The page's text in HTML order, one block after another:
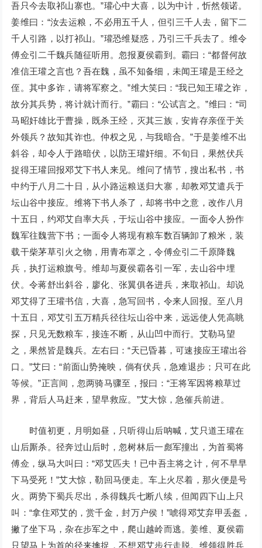
吾只今去取祁山寨也。”瓘心中大喜，以为中计，忻然领诺。
姜维曰：“汝去运粮，不必用五千人，但引三千人去，留下二
千人引路，以打祁山。”瓘恐维疑惑，乃引三千兵去了。维令
傅佥引二千魏兵随征听用。忽报夏侯霸到。霸曰：“都督何故
准信王瓘之言也？吾在魏，虽不知备细，未闻王瓘是王经之
侄。其中多诈，请将军察之。”维大笑曰：“我已知王瓘之诈，
故分其兵势，将计就计而行。”霸曰：“公试言之。”维曰：“司
马昭奸雄比于曹操，既杀王经，灭其三族，安肯存亲侄于关
外领兵？故知其诈也。仲权之见，与我暗合。”于是姜维不出
斜谷，却令人于路暗伏，以防王瓘奸细。不旬日，果然伏兵
捉得王瓘回报邓艾下书人来见。维问了情节，搜出私书，书
中约于八月二十日，从小路运粮送归大寨，却教邓艾遣兵于
坛山谷中接应。维将下书人杀了，却将书中之意，改作八月
十五日，约邓艾自率大兵，于坛山谷中接应。一面令人扮作
魏军往魏营下书；一面令人将现有粮车数百辆卸了粮米，装
载干柴茅草引火之物，用青布罩之，令傅佥引二千原降魏
兵，执打运粮旗号。维却与夏侯霸各引一军，去山谷中埋
伏。令蒋舒出斜谷，廖化、张翼俱各进兵，来取祁山。却说
邓艾得了王瓘书信，大喜，急写回书，令来人回报。至八月
十五日，邓艾引五万精兵径往坛山谷中来，远远使人凭高眺
探，只见无数粮车，接连不断，从山凹中而行。艾勒马望
之，果然皆是魏兵。左右曰：“天已昏暮，可速接应王瓘出谷
口。”艾曰：“前面山势掩映，倘有伏兵，急难退步；只可在此
等候。”正言间，忽两骑马骤至，报曰：“王将军因将粮草过
界，背后人马赶来，望早救应。”艾大惊，急催兵前进。
时值初更，月明如昼，只听得山后呐喊，艾只道王瓘在
山后厮杀。径奔过山后时，忽树林后一彪军撞出，为首蜀将
傅佥，纵马大叫曰：“邓艾匹夫！已中吾主将之计，何不早早
下马受死！”艾大惊，勒回马便走。车上火尽着，那火便是号
火。两势下蜀兵尽出，杀得魏兵七断八续，但闻四下山上只
叫：“拿住邓艾的，赏千金，封万户侯！”唬得邓艾弃甲丢盔，
撇了坐下马，杂在步军之中，爬山越岭而逃。姜维、夏侯霸
只望马上为首的径来擒捉，不想邓艾步行走脱。维领得胜兵